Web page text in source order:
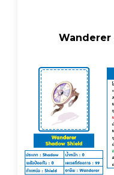
Wanderer